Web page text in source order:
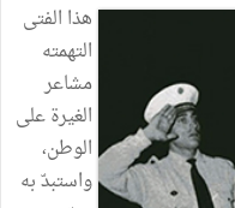
هذا الفتى
التهمته
مشاعر
الغيرةعلى
الوطن،
واستبدّبه